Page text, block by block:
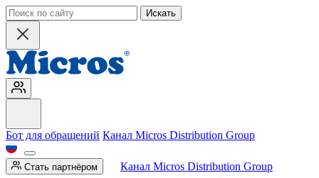
Искать
Бот для обращений Канал Micros Distribution Group
Стать партнёром
Канал Micros Distribution Group